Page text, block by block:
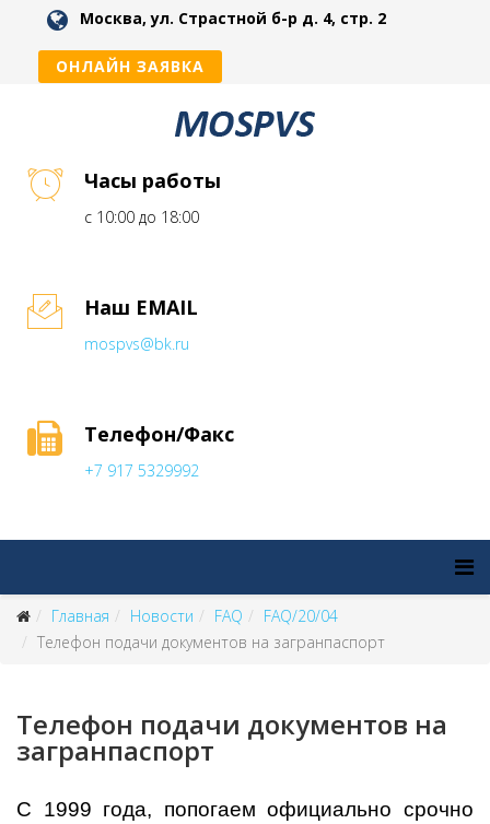
Москва, ул. Страстной б-р д. 4, стр. 2
ОНЛАЙН ЗАЯВКА
Часы работы
с 10:00 до 18:00
Наш EMAIL
mospvs@bk.ru
Телефон/Факс
+7 917 5329992
Главная Новости FAQ
FAQ/20/04
Телефон подачи документов на загранпаспорт
Телефон подачи документов на
загранпаспорт
С 1999 года, попогаем официально срочно